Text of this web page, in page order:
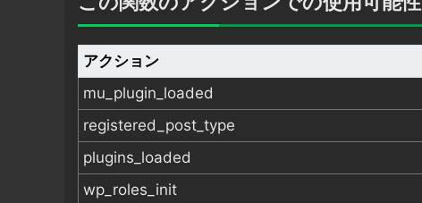
アクション
mu_plugin_loaded
registered_post_type
plugins_loaded
wp_roles_init